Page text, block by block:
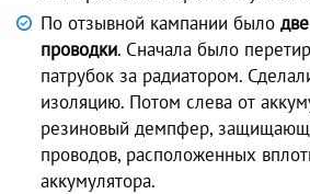
По отзывной кампании было
проводки. Сначала было
патрубок за радиатором.
изоляцию. Потом слева от
резиновый демпфер,
проводов, расположенных
аккумулятора.